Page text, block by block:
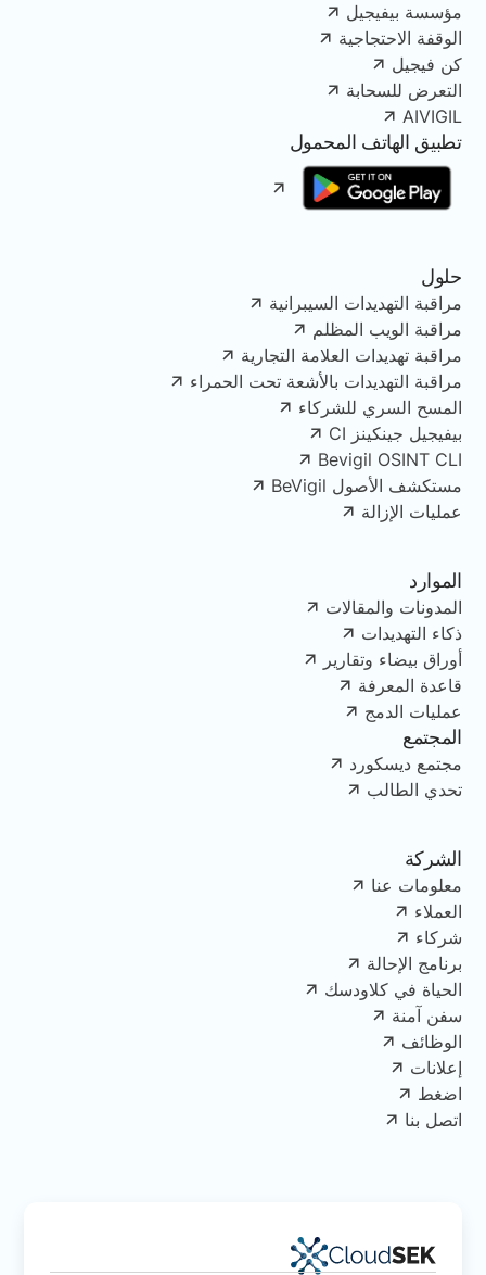
مؤسسة بيفيجيل
الوقفة الاحتجاجية
كن فيجيل
التعرض للسحابة
AIVIGIL
تطبيق الهاتف المحمول
حلول
مراقبة التهديدات السيبرانية
مراقبة الويب المظلم
مراقبة تهديدات العلامة التجارية
مراقبة التهديدات بالأشعة تحت الحمراء
المسح السري للشركاء
بيفيجيل جينكينز CI
Bevigil OSINT CLI
مستكشف الأصول BeVigil
عمليات الإزالة
الموارد
المدونات والمقالات
ذكاء التهديدات
أوراق بيضاء وتقارير
قاعدة المعرفة
عمليات الدمج
المجتمع
مجتمع ديسكورد
تحدي الطالب
الشركة
معلومات عنا
العملاء
شركاء
برنامج الإحالة
الحياة في كلاودسك
سفن آمنة
الوظائف
إعلانات
اضغط
اتصل بنا